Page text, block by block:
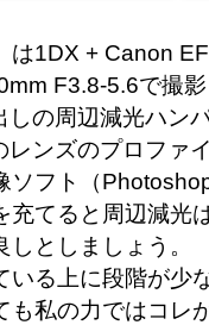
は1DX + Canon
F3.8-5.6で撮
の周辺減光ハン
レンズのプロファ
ソフト（
充てると周辺減光
としましょう。
いる上に段階が少
も私の力ではコ